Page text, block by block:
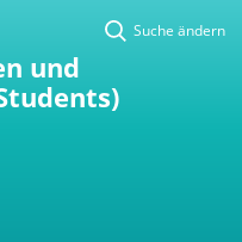
Suche ändern
und